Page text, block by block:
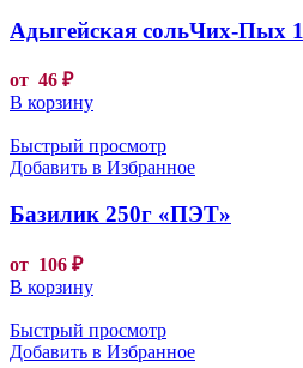
Адыгейская сольЧих-Пых
от 46 ₽
В корзину
Быстрый просмотр
Добавить в Избранное
Базилик 250г «ПЭТ»
от 106 ₽
В корзину
Быстрый просмотр
Добавить в Избранное